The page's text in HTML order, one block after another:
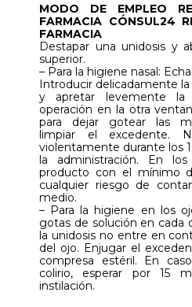
MODO DE EMPLEO
FARMACIA CÓNSUL24
FARMACIA
Destapar una unidosis y
superior.
– Para la higiene nasal:
Introducir delicadamente
y apretar levemente la
operación en la otra
para dejar gotear las
limpiar el excedente.
violentamente durante los
la administración. En
producto con el mínimo
cualquier riesgo de
medio.
– Para la higiene en los
gotas de solución en cada
la unidosis no entre en
del ojo. Enjugar el
compresa estéril. En
colirio, esperar por 15
instilación.